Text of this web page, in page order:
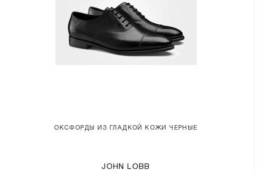
ОКСФОРДЫ ИЗ ГЛАДКОЙ КОЖИ ЧЕРНЫЕ
JOHN LOBB